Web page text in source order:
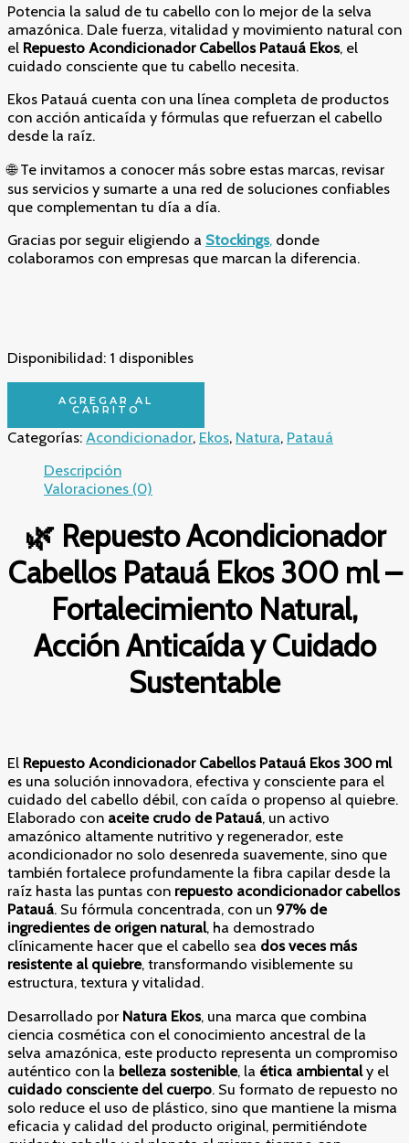
Potencia la salud de tu cabello con lo mejor de la selva
amazónica. Dale fuerza, vitalidad y movimiento natural con
el Repuesto Acondicionador Cabellos Patauá Ekos, el
cuidado consciente que tu cabello necesita.
Ekos Patauá cuenta con una línea completa de productos
con acción anticaída y fórmulas que refuerzan el cabello
desde la raíz.
🌐 Te invitamos a conocer más sobre estas marcas, revisar
sus servicios y sumarte a una red de soluciones confiables
que complementan tu día a día.
Gracias por seguir eligiendo a Stockings, donde
colaboramos con empresas que marcan la diferencia.
Disponibilidad: 1 disponibles
Repuesto
Acondicionador
Cabellos
Patauá
Fortalecimiento
Natural,
Anticaída
Cuidado
AGREGAR AL
CARRITO
Categorías: Acondicionador, Ekos, Natura, Patauá
Descripción
Valoraciones (0)
🌿 Repuesto Acondicionador
Cabellos Patauá Ekos 300 ml –
Fortalecimiento Natural,
Acción Anticaída y Cuidado
Sustentable
El Repuesto Acondicionador Cabellos Patauá Ekos 300 ml
es una solución innovadora, efectiva y consciente para el
cuidado del cabello débil, con caída o propenso al quiebre.
Elaborado con aceite crudo de Patauá, un activo
amazónico altamente nutritivo y regenerador, este
acondicionador no solo desenreda suavemente, sino que
también fortalece profundamente la fibra capilar desde la
raíz hasta las puntas con repuesto acondicionador cabellos
Patauá. Su fórmula concentrada, con un 97% de
ingredientes de origen natural, ha demostrado
clínicamente hacer que el cabello sea dos veces más
resistente al quiebre, transformando visiblemente su
estructura, textura y vitalidad.
Desarrollado por Natura Ekos, una marca que combina
ciencia cosmética con el conocimiento ancestral de la
selva amazónica, este producto representa un compromiso
auténtico con la belleza sostenible, la ética ambientaly el
cuidado consciente del cuerpo. Su formato de repuesto no
solo reduce el uso de plástico, sino que mantiene la misma
eficacia y calidad del producto original, permitiéndote